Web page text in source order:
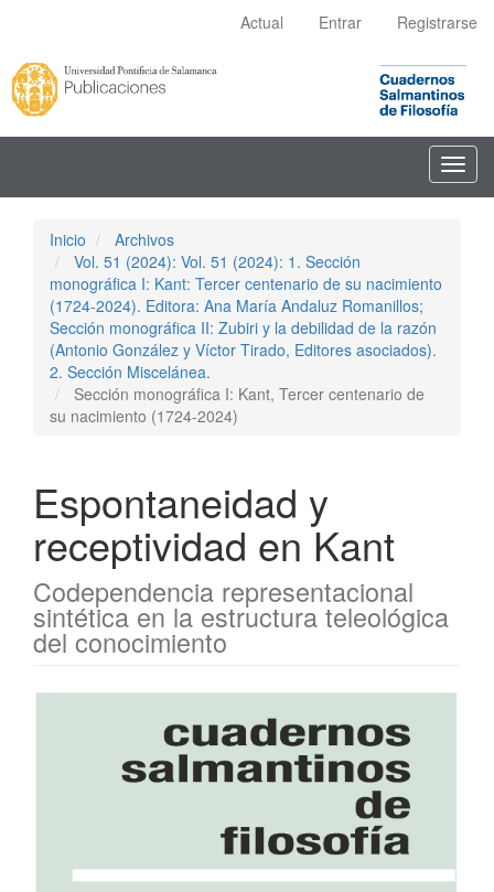
principal
Barra
lateral
Actual Entrar Registrarse
Inicio
Archivos
Vol. 51 (2024): Vol. 51 (2024): 1. Sección
monográfica I: Kant: Tercer centenario de su nacimiento
(1724-2024). Editora: Ana María Andaluz Romanillos;
Sección monográfica II: Zubiri y la debilidad de la razón
(Antonio González y Víctor Tirado, Editores asociados).
2. Sección Miscelánea.
Sección monográfica I: Kant, Tercer centenario de
su nacimiento (1724-2024)
Espontaneidad y
receptividad en Kant
Codependencia representacional
sintética en la estructura teleológica
del conocimiento
Barra